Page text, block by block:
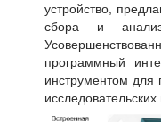
устройство,
сбора и
программный
инструментом